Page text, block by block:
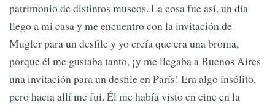
patrimonio de distintos museos. La cosa fue así, un día
llego a mi casa y me encuentro con la invitación de
Mugler para un desfile y yo creía que era una broma,
porque él me gustaba tanto, ¡y me llegaba a Buenos Aires
una invitación para un desfile en París! Era algo insólito,
pero hacia allí me fui. Él me había visto en cine en la